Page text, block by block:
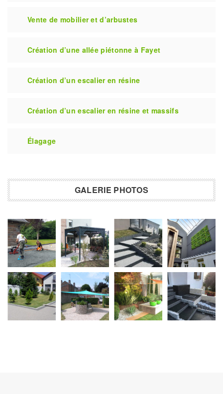
Vente de mobilier et d’arbustes
Création d’une allée piétonne à Fayet
Création d’un escalier en résine
Création d’un escalier en résine et massifs
Élagage
GALERIE PHOTOS